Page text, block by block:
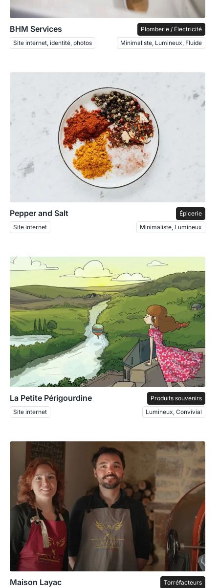
BHM Services
Plomberie / Électricité
Site internet, identité, photos
Minimaliste, Lumineux, Fluide
Pepper and Salt
Épicerie
Site internet
Minimaliste, Lumineux
La Petite Périgourdine
Produits souvenirs
Site internet
Lumineux, Convivial
Maison Layac
Torréfacteurs